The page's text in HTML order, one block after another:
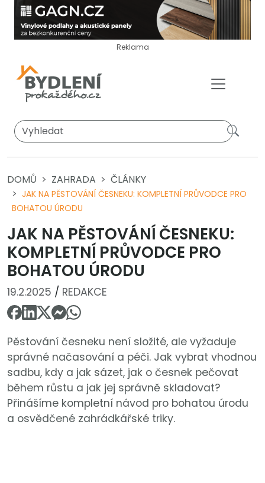
Reklama
DOMŮ ZAHRADA ČLÁNKY
JAK NA PĚSTOVÁNÍ ČESNEKU: KOMPLETNÍ PRŮVODCE PRO
BOHATOU ÚRODU
JAK NA PĚSTOVÁNÍ ČESNEKU:
KOMPLETNÍ PRŮVODCE PRO
BOHATOU ÚRODU
19.2.2025 / REDAKCE
Pěstování česneku není složité, ale vyžaduje
správné načasování a péči. Jak vybrat vhodnou
sadbu, kdy a jak sázet, jak o česnek pečovat
během růstu a jak jej správně skladovat?
Přinášíme kompletní návod pro bohatou úrodu
a osvědčené zahrádkářské triky.